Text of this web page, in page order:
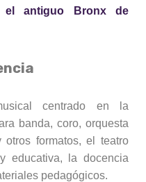
el antiguo Bronx de
centrado en la
banda, coro, orquesta
otros formatos, el teatro
educativa, la docencia
pedagógicos.